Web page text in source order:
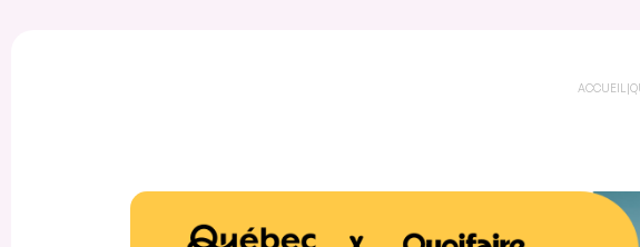
ACCUEIL |